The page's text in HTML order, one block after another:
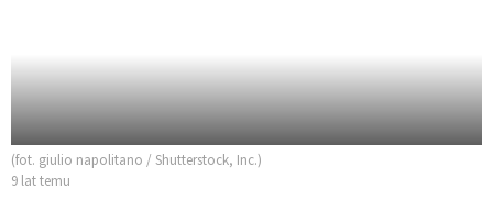
(fot. giulio napolitano / Shutterstock, Inc.)
9 lat temu